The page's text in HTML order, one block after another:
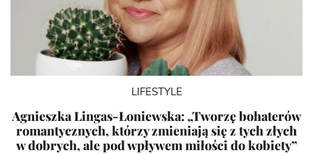
LIFESTYLE
Agnieszka Lingas-Łoniewska: „Tworzę bohaterów
romantycznych, którzy zmieniają się z tych złych
w dobrych, ale pod wpływem miłości do kobiety”